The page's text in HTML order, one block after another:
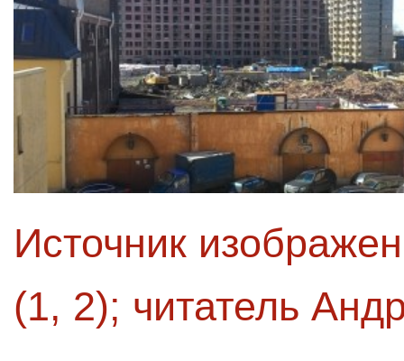
Источник
(1, 2); читатель